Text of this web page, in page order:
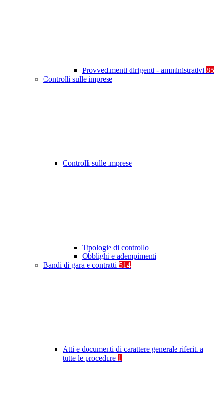
Provvedimenti dirigenti - amministrativi 85
Controlli sulle imprese
Controlli sulle imprese
Tipologie di controllo
Obblighi e adempimenti
Bandi di gara e contratti 514
Atti e documenti di carattere generale riferiti a
tutte le procedure 1